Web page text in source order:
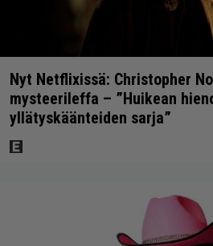
Nyt Netflixissä: Christopher
mysteerileffa – ”Huikean
yllätyskäänteiden sarja”